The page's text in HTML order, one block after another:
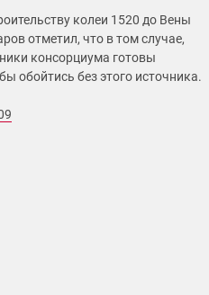
колеи 1520 до Вены
отметил, что в том случае,
консорциума готовы
обойтись без этого источника.